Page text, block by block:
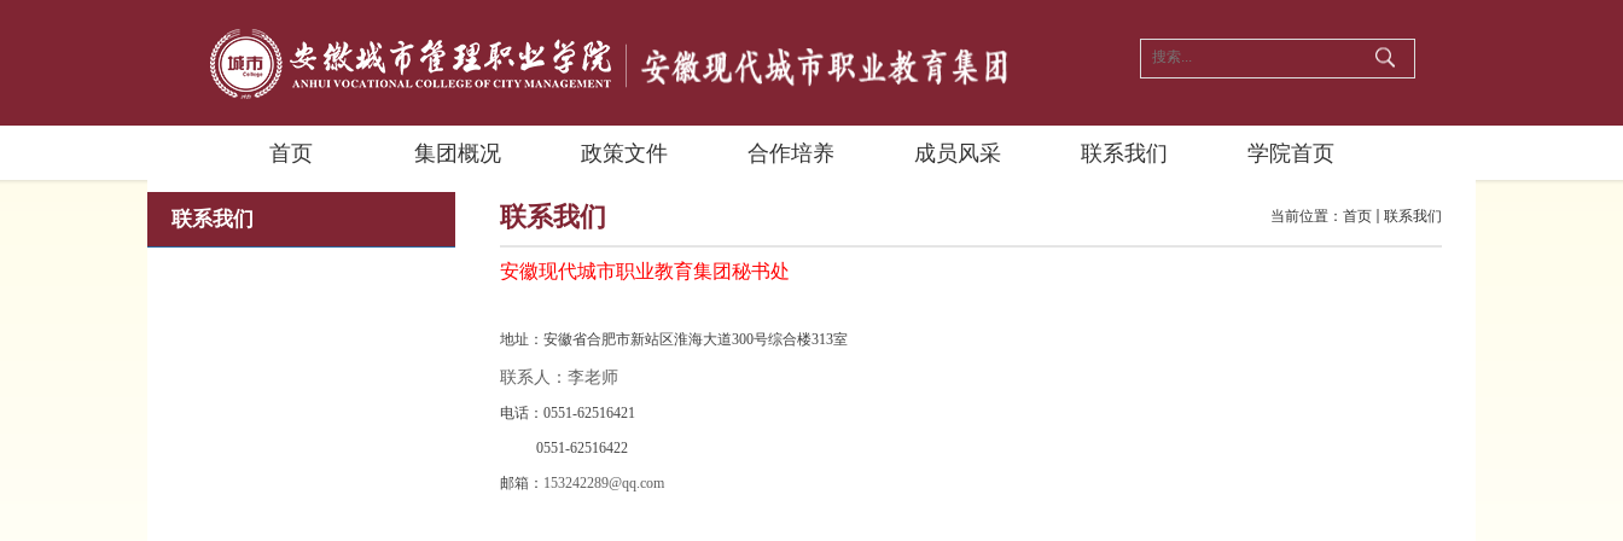
首页 集团概况 政策文件 合作培养 成员风采 联系我们 学院首页
联系我们 联系我们 当前位置： 首页 联系我们
安徽现代城市职业教育集团秘书处
地址：安徽省合肥市新站区淮海大道300号综合楼313室
联系人：李老师
电话： 0551-62516421
0551-62516422
邮箱： 153242289@qq.com